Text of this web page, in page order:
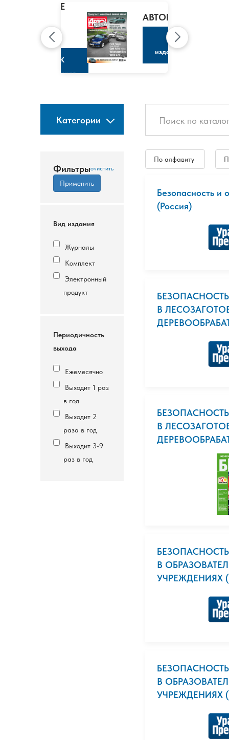
CLAIRE
МАРИ
КЛЭР
К
изданию
АВТОРЕВЮ
К
изданию
Категории
Фильтры
Вид издания
Журналы
Комплект
Электронный
продукт
Периодичность
выхода
Ежемесячно
Выходит 1 раз
в год
Выходит 2
раза в год
Выходит 3-9
раз в год
По алфавиту
Безопасность и
(Россия)
В
В
В
УЧРЕЖДЕНИЯХ
В
УЧРЕЖДЕНИЯХ